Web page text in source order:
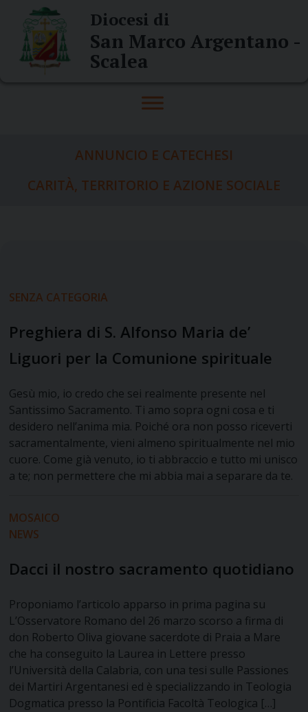
content
Diocesi di
San Marco Argentano -
Scalea
ANNUNCIO E CATECHESI
CARITÀ, TERRITORIO E AZIONE SOCIALE
SENZA CATEGORIA
Preghiera di S. Alfonso Maria de’
Liguori per la Comunione spirituale
Gesù mio, io credo che sei realmente presente nel
Santissimo Sacramento. Ti amo sopra ogni cosa e ti
desidero nell’anima mia. Poiché ora non posso riceverti
sacramentalmente, vieni almeno spiritualmente nel mio
cuore. Come già venuto, io ti abbraccio e tutto mi unisco
a te; non permettere che mi abbia mai a separare da te.
MOSAICO
NEWS
Dacci il nostro sacramento quotidiano
Proponiamo l’articolo apparso in prima pagina su
L’Osservatore Romano del 26 marzo scorso a firma di
don Roberto Oliva giovane sacerdote di Praia a Mare
che ha conseguito la Laurea in Lettere presso
l’Università della Calabria, con una tesi sulle Passiones
dei Martiri Argentanesi ed è specializzando in Teologia
Dogmatica presso la Pontificia Facoltà Teologica […]